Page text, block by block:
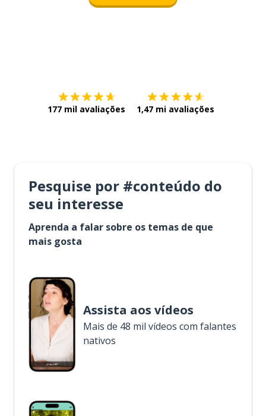
177 mil avaliações 1,47 mi avaliações
Pesquise por #conteúdo do
seu interesse
Aprenda a falar sobre os temas de que
mais gosta
Assista aos vídeos
Mais de 48 mil vídeos com falantes
nativos